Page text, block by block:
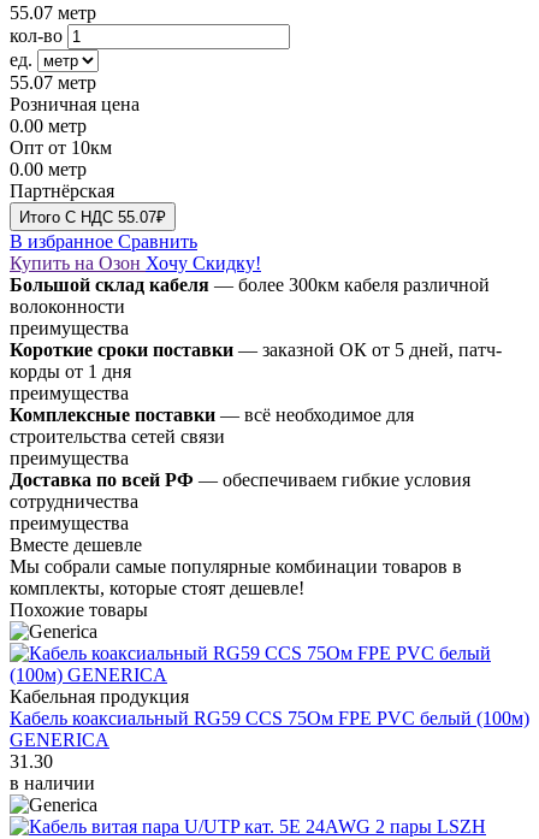
55.07 метр
кол-во
ед.
55.07 метр
Розничная цена
0.00 метр
Опт от 10км
0.00 метр
Партнёрская
Итого C НДС 55.07₽
В избранное Сравнить
Купить на Озон Хочу Скидку!
Большой склад кабеля — более 300км кабеля различной
волоконности
преимущества
Короткие сроки поставки — заказной ОК от 5 дней, патч-
корды от 1 дня
преимущества
Комплексные поставки — всё необходимое для
строительства сетей связи
преимущества
Доставка по всей РФ — обеспечиваем гибкие условия
сотрудничества
преимущества
Вместе дешевле
Мы собрали самые популярные комбинации товаров в
комплекты, которые стоят дешевле!
Похожие товары
Кабельная продукция
Кабель коаксиальный RG59 CCS 75Ом FPE PVC белый (100м)
GENERICA
31.30
в наличии